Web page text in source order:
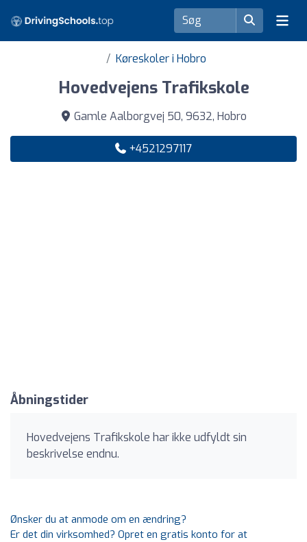
Køreskoler i Hobro
Hovedvejens Trafikskole
Gamle Aalborgvej 50, 9632, Hobro
+4521297117
Åbningstider
Hovedvejens Trafikskole har ikke udfyldt sin
beskrivelse endnu.
Ønsker du at anmode om en ændring?
Er det din virksomhed? Opret en gratis konto for at